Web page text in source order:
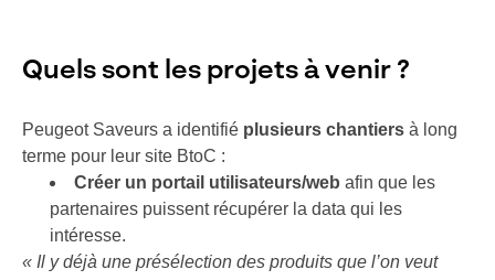
Quels sont les projets à venir ?
Peugeot Saveurs a identifié plusieurs chantiers à long
terme pour leur site BtoC :
Créer un portail utilisateurs/web afin que les
partenaires puissent récupérer la data qui les
intéresse.
« Il y déjà une présélection des produits que l’on veut